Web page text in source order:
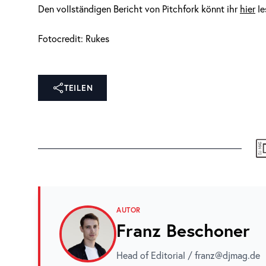
Den vollständigen Bericht von Pitchfork könnt ihr hier
Fotocredit: Rukes
TEILEN
AUTOR
Franz Beschoner
Head of Editorial / franz@djmag.de